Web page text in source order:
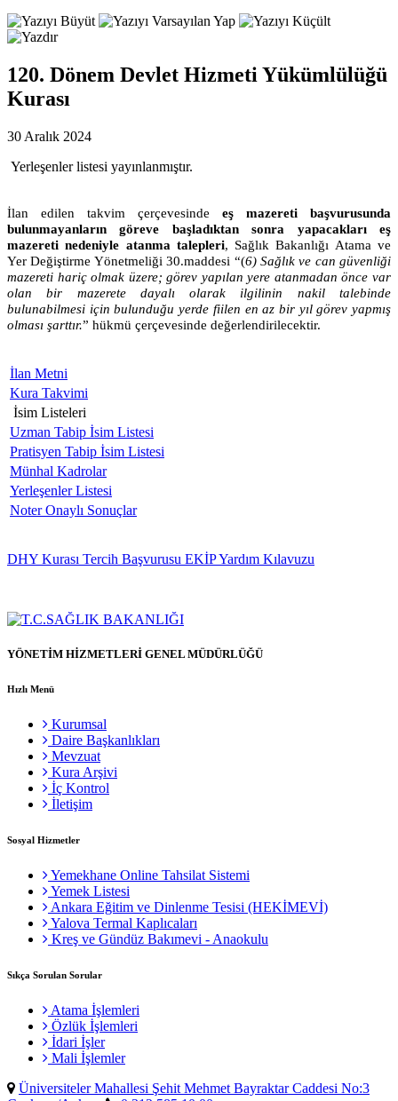
120. Dönem Devlet Hizmeti Yükümlülüğü
Kurası
30 Aralık 2024
Yerleşenler listesi yayınlanmıştır.
İlan edilen takvim çerçevesinde eş mazereti başvurusunda
bulunmayanların göreve başladıktan sonra yapacakları eş
mazereti nedeniyle atanma talepleri, Sağlık Bakanlığı Atama ve
Yer Değiştirme Yönetmeliği 30.maddesi “(6) Sağlık ve can güvenliği
mazereti hariç olmak üzere; görev yapılan yere atanmadan önce var
olan bir mazerete dayalı olarak ilgilinin nakil talebinde
bulunabilmesi için bulunduğu yerde fiilen en az bir yıl görev yapmış
olması şarttır.” hükmü çerçevesinde değerlendirilecektir.
İlan Metni
Kura Takvimi
İsim Listeleri
Uzman Tabip İsim Listesi
Pratisyen Tabip İsim Listesi
Münhal Kadrolar
Yerleşenler Listesi
Noter Onaylı Sonuçlar
DHY Kurası Tercih Başvurusu EKİP Yardım Kılavuzu
YÖNETİM HİZMETLERİ GENEL MÜDÜRLÜĞÜ
Hızlı Menü
Kurumsal
Daire Başkanlıkları
Mevzuat
Kura Arşivi
İç Kontrol
İletişim
Sosyal Hizmetler
Yemekhane Online Tahsilat Sistemi
Yemek Listesi
Ankara Eğitim ve Dinlenme Tesisi (HEKİMEVİ)
Yalova Termal Kaplıcaları
Kreş ve Gündüz Bakımevi - Anaokulu
Sıkça Sorulan Sorular
Atama İşlemleri
Özlük İşlemleri
İdari İşler
Mali İşlemler
Üniversiteler Mahallesi Şehit Mehmet Bayraktar Caddesi No:3